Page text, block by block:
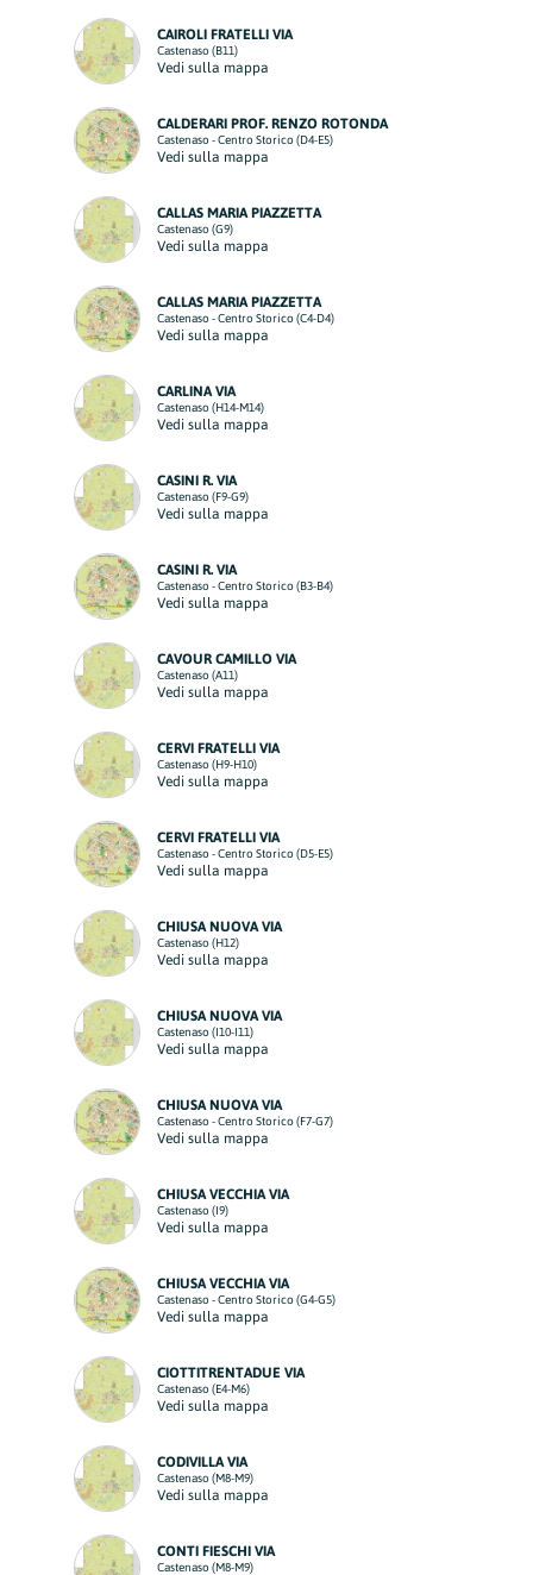
CAIROLI FRATELLI VIA
Castenaso (B11)
Vedi sulla mappa
CALDERARI PROF. RENZO ROTONDA
Castenaso - Centro Storico (D4-E5)
Vedi sulla mappa
CALLAS MARIA PIAZZETTA
Castenaso (G9)
Vedi sulla mappa
CALLAS MARIA PIAZZETTA
Castenaso - Centro Storico (C4-D4)
Vedi sulla mappa
CARLINA VIA
Castenaso (H14-M14)
Vedi sulla mappa
CASINI R. VIA
Castenaso (F9-G9)
Vedi sulla mappa
CASINI R. VIA
Castenaso - Centro Storico (B3-B4)
Vedi sulla mappa
CAVOUR CAMILLO VIA
Castenaso (A11)
Vedi sulla mappa
CERVI FRATELLI VIA
Castenaso (H9-H10)
Vedi sulla mappa
CERVI FRATELLI VIA
Castenaso - Centro Storico (D5-E5)
Vedi sulla mappa
CHIUSA NUOVA VIA
Castenaso (H12)
Vedi sulla mappa
CHIUSA NUOVA VIA
Castenaso (I10-I11)
Vedi sulla mappa
CHIUSA NUOVA VIA
Castenaso - Centro Storico (F7-G7)
Vedi sulla mappa
CHIUSA VECCHIA VIA
Castenaso (I9)
Vedi sulla mappa
CHIUSA VECCHIA VIA
Castenaso - Centro Storico (G4-G5)
Vedi sulla mappa
CIOTTITRENTADUE VIA
Castenaso (E4-M6)
Vedi sulla mappa
CODIVILLA VIA
Castenaso (M8-M9)
Vedi sulla mappa
CONTI FIESCHI VIA
Castenaso (M8-M9)